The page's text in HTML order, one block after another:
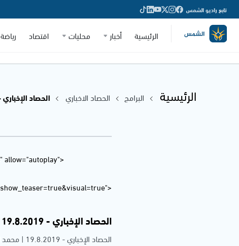
تابع راديو الشمس
الرئيسية أخبار محليات اقتصاد رياضة
الرئيسية البرامج الحصاد الاخباري
الحصاد الإخباري -
allow="autoplay"
الحصاد الإخباري - 19.8.2019
الحصاد الإخباري - 19.8.2019 | محمد ابو العز محاميد